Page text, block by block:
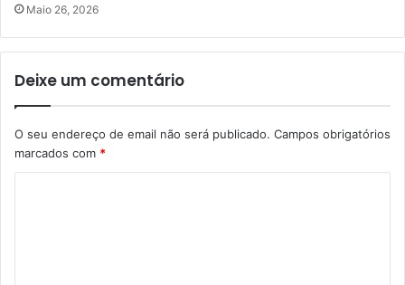
Maio 26, 2026
Deixe um comentário
O seu endereço de email não será publicado. Campos obrigatórios
marcados com *